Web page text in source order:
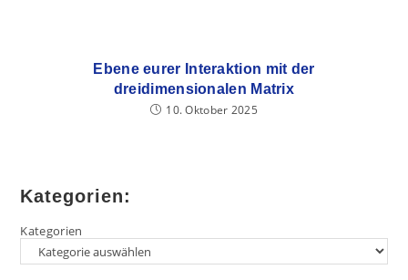
Ebene eurer Interaktion mit der
dreidimensionalen Matrix
10. Oktober 2025
Kategorien:
Kategorien